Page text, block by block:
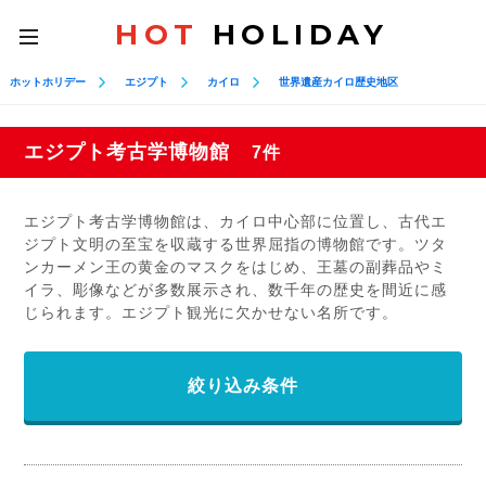
toggle
navigation
HOT HOLIDAY
ホットホリデー エジプト カイロ 世界遺産カイロ歴史地区
エジプト考古学博物館 7件
エジプト考古学博物館は、カイロ中心部に位置し、古代エ
ジプト文明の至宝を収蔵する世界屈指の博物館です。ツタ
ンカーメン王の黄金のマスクをはじめ、王墓の副葬品やミ
イラ、彫像などが多数展示され、数千年の歴史を間近に感
じられます。エジプト観光に欠かせない名所です。
絞り込み条件